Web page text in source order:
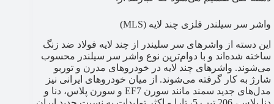
واشر سر سیلندر فلزی چند لایه (MLS)
این دسته از واشرهای سر سلیندر از چند لایه فولاد ضد زنگ
ساخته شده‌اند و با دوام‌ترین نوع واشر سر سیلندر محسوب
می‌شوند. واشرهای چند لایه در خودروهای مدرن و توربو
شارژ به کار گرفته می‌شوند. از میان خودروهای ایرانی نیز
مدل‌های جدید سمند مانند سورن EF7 و سورن پلاس، دنا و